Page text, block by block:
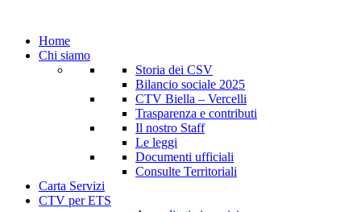
Home
Chi siamo
Storia dei CSV
Bilancio sociale 2025
CTV Biella – Vercelli
Trasparenza e contributi
Il nostro Staff
Le leggi
Documenti ufficiali
Consulte Territoriali
Carta Servizi
CTV per ETS